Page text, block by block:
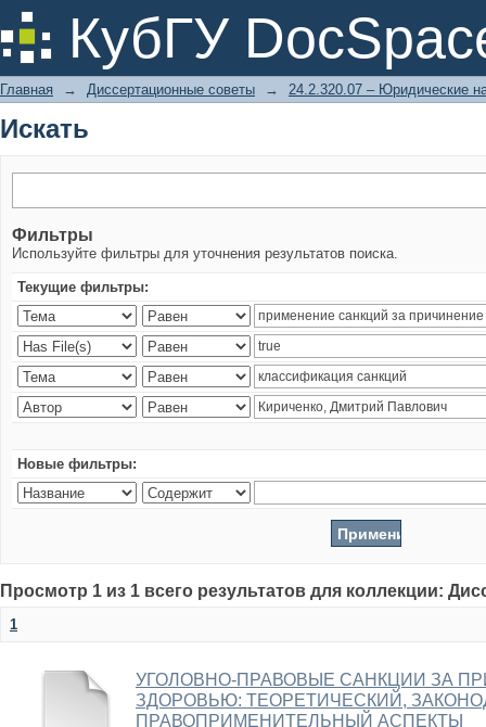
КубГУ
Искать
Главная → Диссертационные советы → 24.2.320.07 – Юридические
Искать
Фильтры
Используйте фильтры для уточнения результатов поиска.
Текущие фильтры:
Новые фильтры:
Просмотр 1 из 1 всего результатов для коллекции:
1
УГОЛОВНО-ПРАВОВЫЕ САНКЦИИ ЗА
ЗДОРОВЬЮ: ТЕОРЕТИЧЕСКИЙ,
ПРАВОПРИМЕНИТЕЛЬНЫЙ АСПЕКТЫ